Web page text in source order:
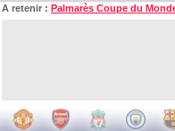
A retenir : Palmarès Coupe du